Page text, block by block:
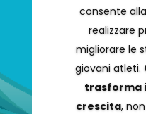
consente
realizzare
migliorare le
giovani atleti.
trasforma
crescita,